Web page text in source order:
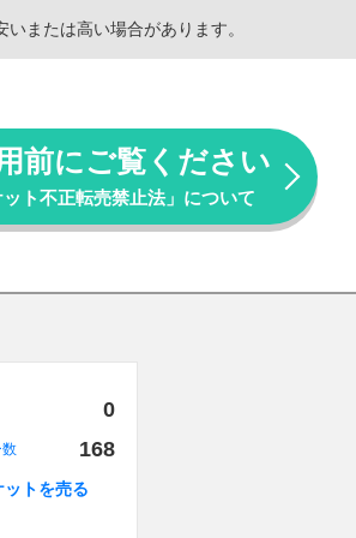
または高い場合があります。
前にご覧ください
ット不正転売禁止法」について
0
168
トを売る